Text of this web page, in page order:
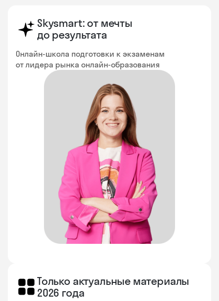
Skysmart: от мечты
до результата
Онлайн-школа подготовки к экзаменам
от лидера рынка онлайн-образования
Только актуальные материалы
2026 года